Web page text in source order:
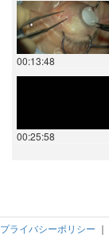
00:13:48
00:25:58
プライバシーポリシー ｜